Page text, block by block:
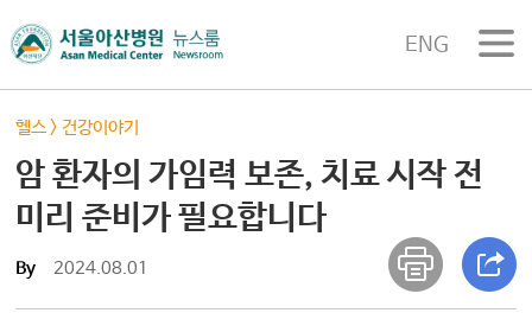
ENG
헬스 > 건강이야기
암 환자의 가임력 보존, 치료 시작 전
미리 준비가 필요합니다
By 2024.08.01